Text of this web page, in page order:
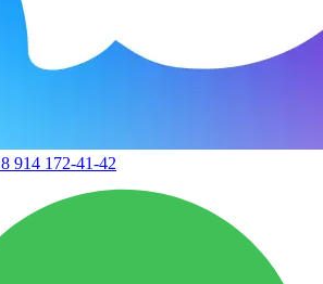
8 914 172-41-42